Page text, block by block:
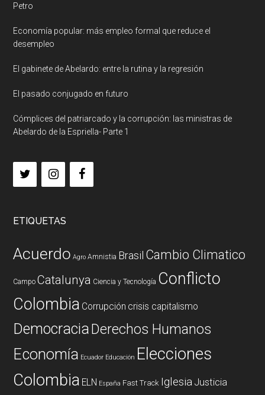
Petro
Economía popular: más empleo formal que reduce el
desempleo
El gabinete de Abelardo: entre la rutina y la regresión
El pasado conjugado en futuro
Cómplices del patriarcado y la corrupción: las ministras de
Abelardo de la Espriella- Parte 1
ETIQUETAS
Acuerdo Agro Amnistia Brasil Cambio Climatico
Campo Catalunya Ciencia y Tecnología Conflicto
Colombia Corrupción crisis capitalismo
DemocraciaDerechos Humanos
Economía Ecuador Educación Elecciones
Colombia ELN España Fast Track Iglesia Justicia